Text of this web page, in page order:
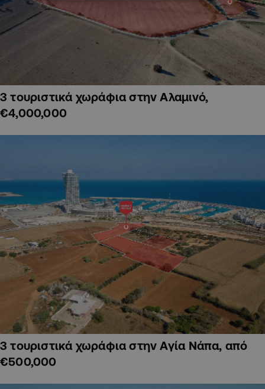
3 τουριστικά χωράφια στην Αλαμινό,
€4,000,000
3 τουριστικά χωράφια στην Αγία Νάπα, από
€500,000